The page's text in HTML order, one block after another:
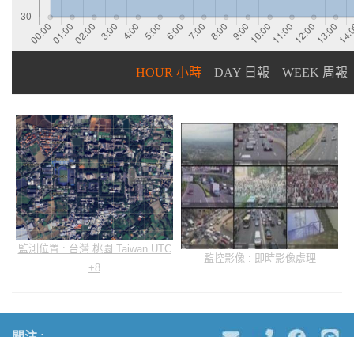
HOUR 小時 DAY 日報 WEEK 周報
監測位置 : 台灣 桃園 Taiwan UTC
+8
監控影像 : 即時影像處理